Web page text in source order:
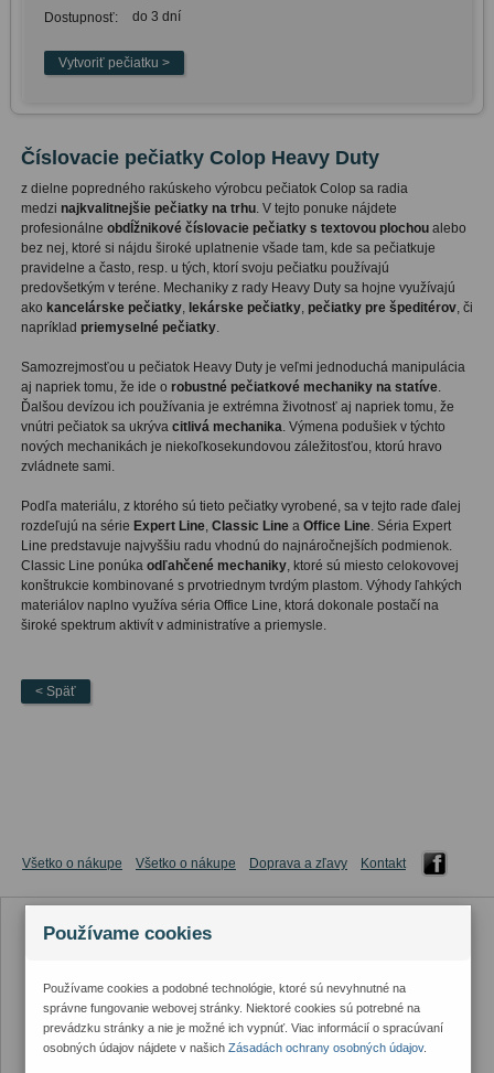
Dostupnosť: do 3 dní
Číslovacie pečiatky Colop Heavy Duty
z dielne popredného rakúskeho výrobcu pečiatok Colop sa radia
medzi najkvalitnejšie pečiatky na trhu. V tejto ponuke nájdete
profesionálne obdĺžnikové číslovacie pečiatky s textovou plochou alebo
bez nej,ktoré si nájdu široké uplatnenie všade tam, kde sa pečiatkuje
pravidelne a často, resp. u tých, ktorí svoju pečiatku používajú
predovšetkým v teréne. Mechaniky z rady Heavy Duty sa hojne využívajú
ako kancelárske pečiatky, lekárske pečiatky, pečiatky pre špeditérov, či
napríklad priemyselné pečiatky.
Samozrejmosťou u pečiatok Heavy Duty je veľmi jednoduchá manipulácia
aj napriek tomu, že ide o robustné pečiatkové mechaniky na statíve.
Ďalšou devízou ich používania je extrémna životnosť aj napriek tomu, že
vnútri pečiatok sa ukrýva citlivá mechanika. Výmena podušiek v týchto
nových mechanikách je niekoľkosekundovou záležitosťou, ktorú hravo
zvládnete sami.
Podľa materiálu, z ktorého sú tieto pečiatky vyrobené, sa v tejto rade ďalej
rozdeľujú na série Expert Line, Classic Linea Office Line. Séria Expert
Line predstavuje najvyššiu radu vhodnú do najnáročnejších podmienok.
Classic Line ponúka odľahčené mechaniky, ktoré sú miesto celokovovej
konštrukcie kombinované s prvotriednym tvrdým plastom. Výhody ľahkých
materiálov naplno využíva séria Office Line, ktorá dokonale postačí na
široké spektrum aktivít v administratíve a priemysle.
< Späť
Všetko o nákupe Všetko o nákupe Doprava a zľavy Kontakt
Používame cookies
Používame cookies a podobné technológie, ktoré sú nevyhnutné na
správne fungovanie webovej stránky. Niektoré cookies sú potrebné na
prevádzku stránky a nie je možné ich vypnúť. Viac informácií o spracúvaní
osobných údajov nájdete v našichZásadách ochrany osobných údajov.